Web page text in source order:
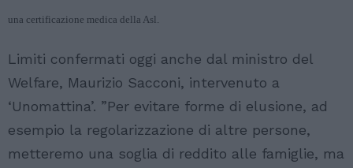
una certificazione medica della Asl.
Limiti confermati oggi anche dal ministro del
Welfare, Maurizio Sacconi, intervenuto a
‘Unomattina’. ”Per evitare forme di elusione, ad
esempio la regolarizzazione di altre persone,
metteremo una soglia di reddito alle famiglie, ma